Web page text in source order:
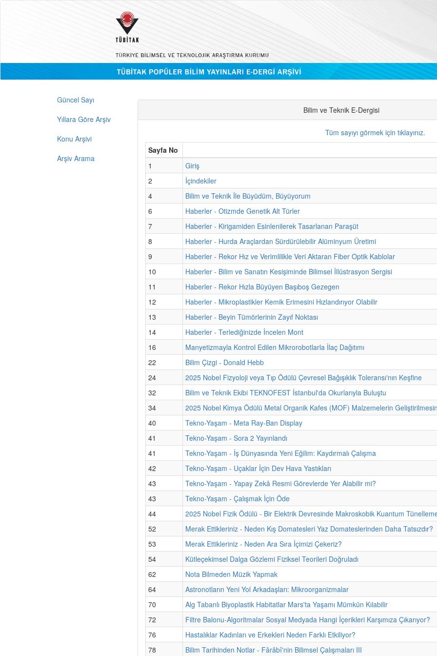
Güncel Sayı
Yıllara Göre Arşiv
Konu Arşivi
Arşiv Arama
Bilim ve Teknik E-Dergisi
Tüm sayıyı görmek için tıklayınız.
Sayfa No
1
Giriş
2
İçindekiler
4
Bilim ve Teknik İle Büyüdüm, Büyüyorum
6
Haberler - Otizmde Genetik Alt Türler
7
Haberler - Kirigamiden Esinlenilerek Tasarlanan Paraşüt
8
Haberler - Hurda Araçlardan Sürdürülebilir Alüminyum Üretimi
9
Haberler - Rekor Hız ve Verimlilikle Veri Aktaran Fiber Optik Kablolar
10
Haberler - Bilim ve Sanatın Kesişiminde Bilimsel İllüstrasyon Sergisi
11
Haberler - Rekor Hızla Büyüyen Başıboş Gezegen
12
Haberler - Mikroplastikler Kemik Erimesini Hızlandırıyor Olabilir
13
Haberler - Beyin Tümörlerinin Zayıf Noktası
14
Haberler - Terlediğinizde İncelen Mont
16
Manyetizmayla Kontrol Edilen Mikrorobotlarla İlaç Dağıtımı
22
Bilim Çizgi - Donald Hebb
24
2025 Nobel Fizyoloji veya Tıp Ödülü Çevresel Bağışıklık Toleransı'nın Keşfine
32
Bilim ve Teknik Ekibi TEKNOFEST İstanbul'da Okurlarıyla Buluştu
34
2025 Nobel Kimya Ödülü Metal Organik Kafes (MOF) Malzemelerin
40
Tekno-Yaşam - Meta Ray-Ban Display
41
Tekno-Yaşam - Sora 2 Yayınlandı
41
Tekno-Yaşam - İş Dünyasında Yeni Eğilim: Kaydırmalı Çalışma
42
Tekno-Yaşam - Uçaklar İçin Dev Hava Yastıkları
43
Tekno-Yaşam - Yapay Zekâ Resmi Görevlerde Yer Alabilir mi?
43
Tekno-Yaşam - Çalışmak İçin Öde
44
2025 Nobel Fizik Ödülü - Bir Elektrik Devresinde Makroskobik Kuantum
52
Merak Ettikleriniz - Neden Kış Domatesleri Yaz Domateslerinden Daha Tatsızdır?
53
Merak Ettikleriniz - Neden Ara Sıra İçimizi Çekeriz?
54
Kütleçekimsel Dalga Gözlemi Fiziksel Teorileri Doğruladı
62
Nota Bilmeden Müzik Yapmak
64
Astronotların Yeni Yol Arkadaşları: Mikroorganizmalar
70
Alg Tabanlı Biyoplastik Habitatlar Mars'ta Yaşamı Mümkün Kılabilir
72
Filtre Balonu-Algoritmalar Sosyal Medyada Hangi İçerikleri Karşımıza Çıkarıyor?
76
Hastalıklar Kadınları ve Erkekleri Neden Farklı Etkiliyor?
78
Bilim Tarihinden Notlar - Fârâbî'nin Bilimsel Çalışmaları III